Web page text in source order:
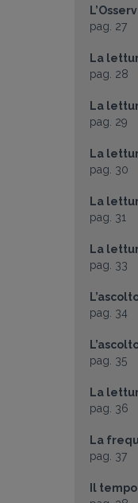
pag. 27
La
pag. 28
La
pag. 29
La
pag. 30
La
pag. 31
La
pag. 33
pag. 34
pag. 35
La
pag. 36
La
pag. 37
Il